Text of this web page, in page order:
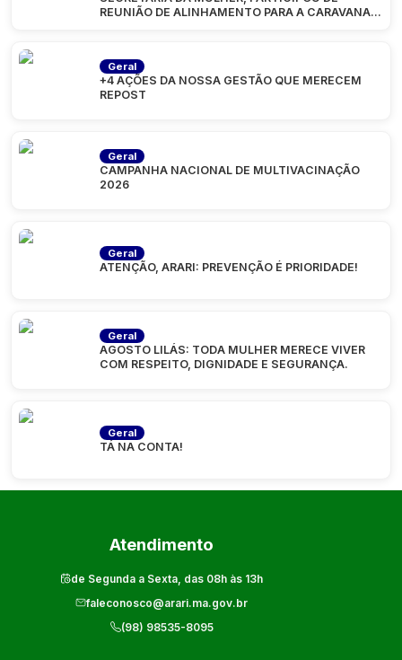
REUNIÃO DE ALINHAMENTO PARA A CARAVANA
Geral
+4 AÇÕES DA NOSSA GESTÃO QUE MERECEM
REPOST
Geral
CAMPANHA NACIONAL DE MULTIVACINAÇÃO
2026
Geral
ATENÇÃO, ARARI: PREVENÇÃO É PRIORIDADE!
Geral
AGOSTO LILÁS: TODA MULHER MERECE VIVER
COM RESPEITO, DIGNIDADE E SEGURANÇA.
Geral
TÁ NA CONTA!
Atendimento
de Segunda a Sexta, das 08h às 13h
faleconosco@arari.ma.gov.br
(98) 98535-8095